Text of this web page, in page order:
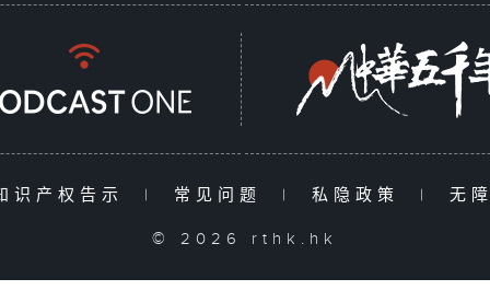
识产权告示 | 常见问题 | 私隐政策 | 无
© 2026 rthk.hk